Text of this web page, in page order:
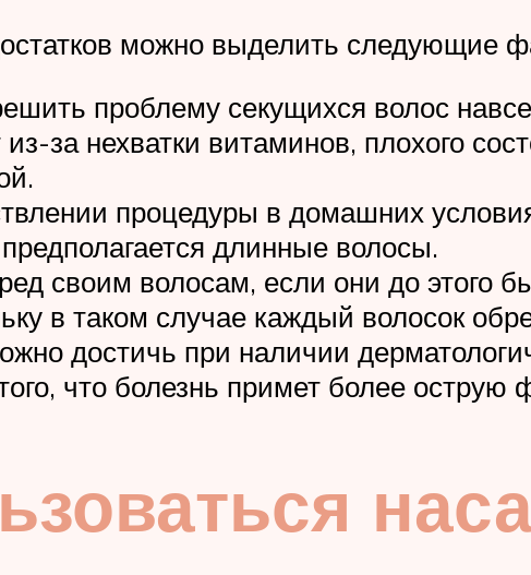
можно выделить следующие
проблему секущихся волос
из-за нехватки витаминов, плохого
процедуры в домашних
длинные волосы.
своим волосам, если они до этого
в таком случае каждый волосок
достичь при наличии
что болезнь примет более острую